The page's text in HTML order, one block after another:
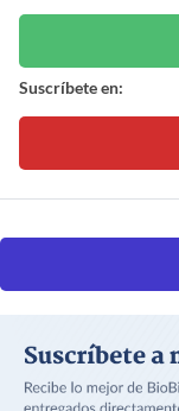
Suscríbete en: